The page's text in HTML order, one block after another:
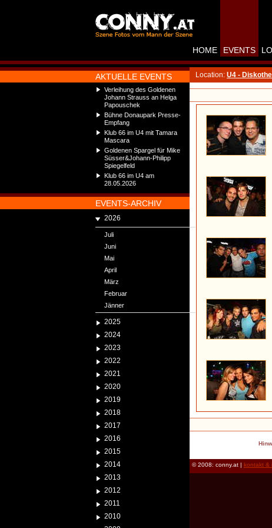
AKTUELLE EVENTS
Verleihung des Goldenen
Johann Strauss an Helga
Papouschek
Bühne Donaupark Presse-
Empfang
Klub 66 im U4 mit Tamara
Mascara
Goldenen Spargel für Mike
Süsser&Johann-Philipp
Spiegelfeld
Klub 66 im U4 am
28.05.2026
EVENTS-ARCHIV
2026
Juli
Juni
Mai
April
März
Februar
Jänner
2025
2024
2023
2022
2021
2020
2019
2018
2017
2016
2015
2014
2013
2012
2011
2010
HOME EVENTS
Location: U4 -
© 2008: conny.at | kontakt &